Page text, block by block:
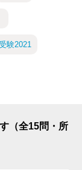
験2021
（全15問・所